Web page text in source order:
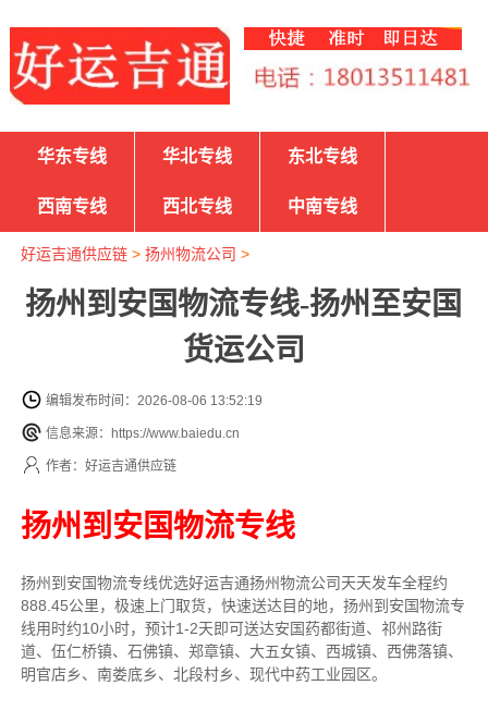
华东专线 华北专线 东北专线
西南专线 西北专线 中南专线
好运吉通供应链> 扬州物流公司 >
扬州到安国物流专线-扬州至安国
货运公司
编辑发布时间：2026-08-06 13:52:19
信息来源：https://www.baiedu.cn
作者：好运吉通供应链
扬州到安国物流专线
扬州到安国物流专线优选好运吉通扬州物流公司天天发车全程约
888.45公里， 极速上门取货，快速送达目的地，扬州到安国物流专
线用时约10小时，预计1-2天即可送达安国药都街道、祁州路街
道、伍仁桥镇、石佛镇、郑章镇、大五女镇、西城镇、西佛落镇、
明官店乡、南娄底乡、北段村乡、现代中药工业园区。